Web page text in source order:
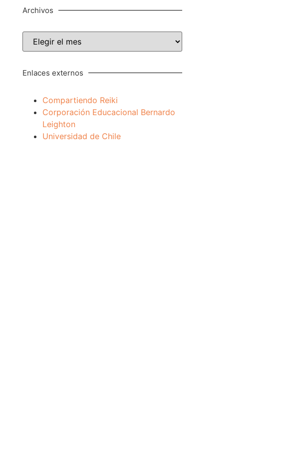
Archivos
Enlaces externos
Compartiendo Reiki
Corporación Educacional Bernardo
Leighton
Universidad de Chile